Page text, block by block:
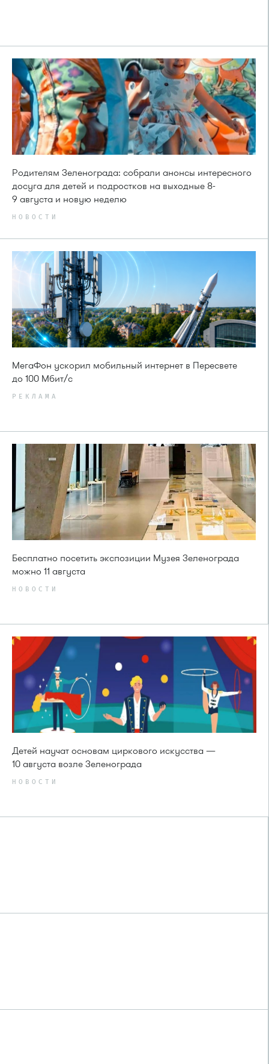
Родителям Зеленограда: собрали анонсы интересного
досуга для детей и подростков на выходные 8-
9 августа и новую неделю
НОВОСТИ
МегаФон ускорил мобильный интернет в Пересвете
до 100 Мбит/с
РЕКЛАМА
Бесплатно посетить экспозиции Музея Зеленограда
можно 11 августа
НОВОСТИ
Детей научат основам циркового искусства —
10 августа возле Зеленограда
НОВОСТИ